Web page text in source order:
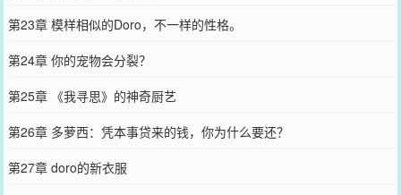
第23章 模样相似的Doro，不一样的性格。
第24章 你的宠物会分裂？
第25章 《我寻思》的神奇厨艺
第26章 多萝西：凭本事贷来的钱，你为什么要还？
第27章 doro的新衣服